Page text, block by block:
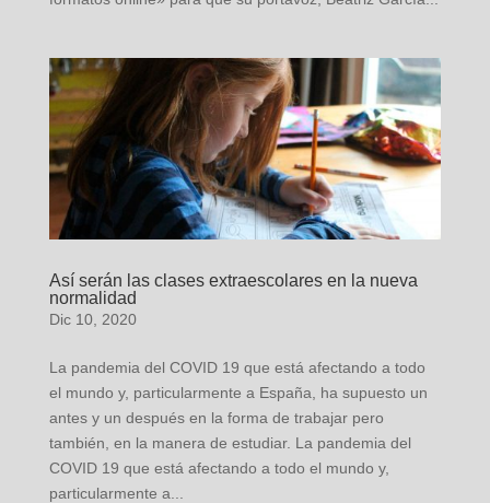
Así serán las clases extraescolares en la nueva
normalidad
Dic 10, 2020
La pandemia del COVID 19 que está afectando a todo
el mundo y, particularmente a España, ha supuesto un
antes y un después en la forma de trabajar pero
también, en la manera de estudiar. La pandemia del
COVID 19 que está afectando a todo el mundo y,
particularmente a...